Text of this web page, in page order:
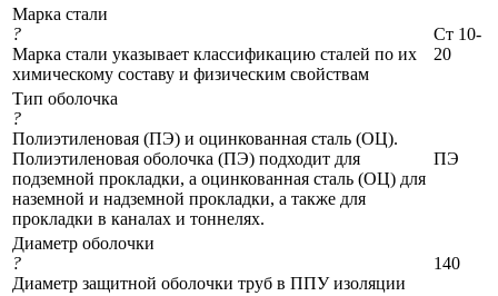
Марка стали
?
Марка стали указывает классификацию сталей по их
химическому составу и физическим свойствам
Ст 10-
20
Тип оболочка
?
Полиэтиленовая (ПЭ) и оцинкованная сталь (ОЦ).
Полиэтиленовая оболочка (ПЭ) подходит для
подземной прокладки, а оцинкованная сталь (ОЦ) для
наземной и надземной прокладки, а также для
прокладки в каналах и тоннелях.
ПЭ
Диаметр оболочки
?
Диаметр защитной оболочки труб в ППУ изоляции
140